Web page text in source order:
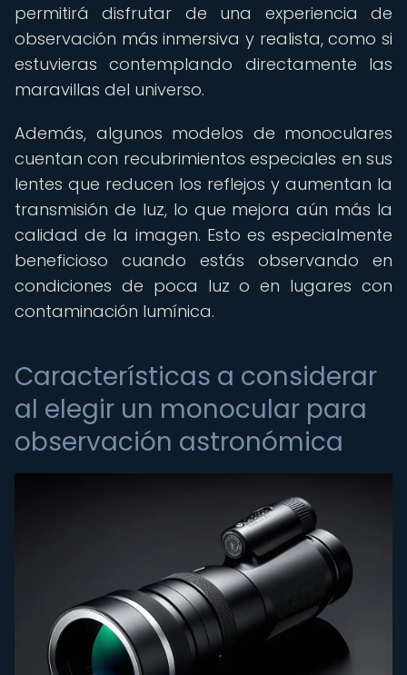
permitirá disfrutar de una experiencia de
observación más inmersiva y realista, como si
estuvieras contemplando directamente las
maravillas del universo.
Además, algunos modelos de monoculares
cuentan con recubrimientos especiales en sus
lentes que reducen los reflejos y aumentan la
transmisión de luz, lo que mejora aún más la
calidad de la imagen. Esto es especialmente
beneficioso cuando estás observando en
condiciones de poca luz o en lugares con
contaminación lumínica.
Características a considerar
al elegir un monocular para
observación astronómica